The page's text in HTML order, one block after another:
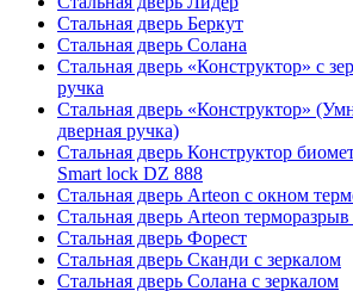
Стальная дверь Беркут
Стальная дверь Солана
Стальная дверь «Конструктор» с
ручка
Стальная дверь «Конструктор»
дверная ручка)
Стальная дверь Конструктор
Smart lock DZ 888
Стальная дверь Arteon с окном
Стальная дверь Arteon
Стальная дверь Форест
Стальная дверь Сканди с зеркалом
Стальная дверь Солана с зеркалом